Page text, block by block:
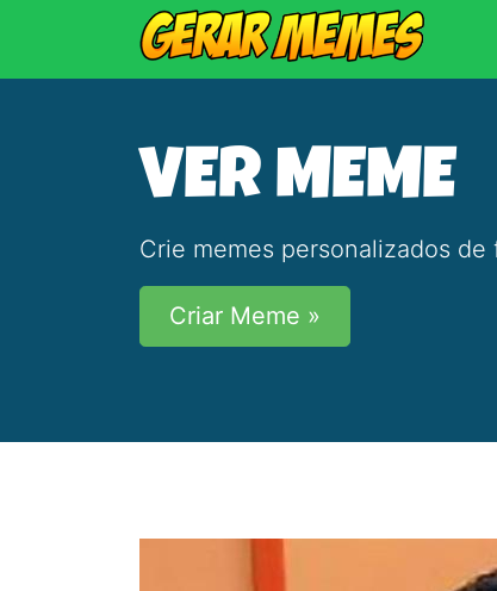
VER MEME
Crie memes personalizados
Criar Meme »